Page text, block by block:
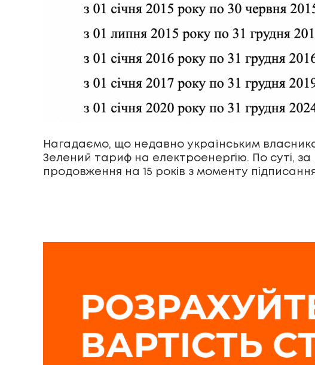
Нагадаємо, що недавно українським
Зелений тариф на електроенергію. По суті,
продовження на 15 років з моменту